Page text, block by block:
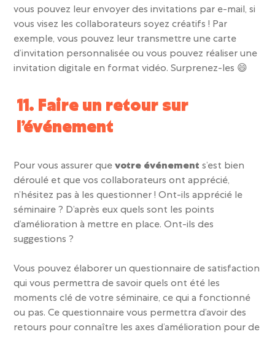
vous pouvez leur envoyer des invitations par e-mail, si
vous visez les collaborateurs soyez créatifs ! Par
exemple, vous pouvez leur transmettre une carte
d’invitation personnalisée ou vous pouvez réaliser une
invitation digitale en format vidéo. Surprenez-les 😄
11. Faire un retour sur
l’événement
Pour vous assurer quevotre événements’est bien
déroulé et que vos collaborateurs ont apprécié,
n’hésitez pas à les questionner ! Ont-ils apprécié le
séminaire ? D’après eux quels sont les points
d’amélioration à mettre en place. Ont-ils des
suggestions ?
Vous pouvez élaborer unquestionnaire de satisfaction
qui vous permettra de savoir quels ont été les
moments clé de votreséminaire, ce qui a fonctionné
ou pas. Ce questionnaire vous permettra d’avoir des
retours pour connaître les axesd’amélioration pour de